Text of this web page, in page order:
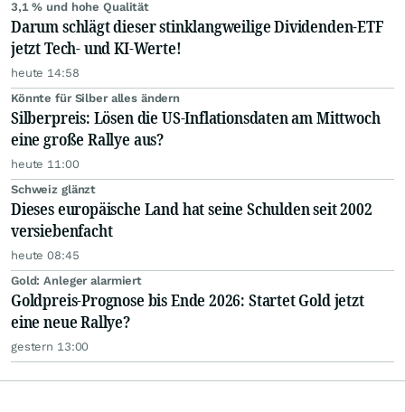
3,1 % und hohe Qualität
Darum schlägt dieser stinklangweilige Dividenden-ETF
jetzt Tech- und KI-Werte!
heute 14:58
Könnte für Silber alles ändern
Silberpreis: Lösen die US-Inflationsdaten am Mittwoch
eine große Rallye aus?
heute 11:00
Schweiz glänzt
Dieses europäische Land hat seine Schulden seit 2002
versiebenfacht
heute 08:45
Gold: Anleger alarmiert
Goldpreis-Prognose bis Ende 2026: Startet Gold jetzt
eine neue Rallye?
gestern 13:00